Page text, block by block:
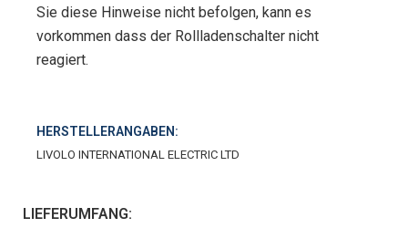
Sie diese Hinweise nicht befolgen, kann es
vorkommen dass der Rollladenschalter nicht
reagiert.
HERSTELLERANGABEN:
LIVOLO INTERNATIONAL ELECTRIC LTD
LIEFERUMFANG: